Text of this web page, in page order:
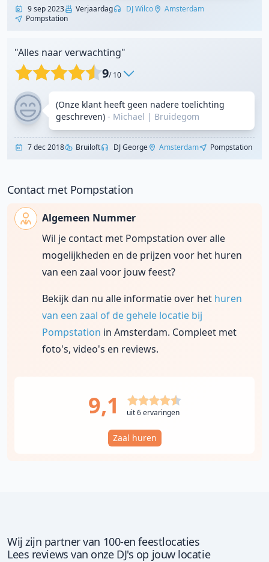
9 sep 2023 Verjaardag DJ Wilco
Amsterdam
Pompstation
"Alles naar verwachting"
9/ 10
(Onze klant heeft geen nadere toelichting
geschreven) - Michael | Bruidegom
7 dec 2018 Bruiloft DJ George Amsterdam Pompstation
Contact met Pompstation
Algemeen Nummer
Wil je contact met Pompstation over alle
mogelijkheden en de prijzen voor het huren
van een zaal voor jouw feest?
Bekijk dan nu alle informatie over het huren
van een zaal of de gehele locatie bij
Pompstation in Amsterdam. Compleet met
foto's, video's en reviews.
9,1 uit 6 ervaringen
Zaal huren
Wij zijn partner van 100-en feestlocaties
Lees reviews van onze DJ's op jouw locatie